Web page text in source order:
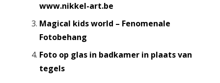
www.nikkel-art.be
Magical kids world – Fenomenale
Fotobehang
Foto op glas in badkamer in plaats van
tegels